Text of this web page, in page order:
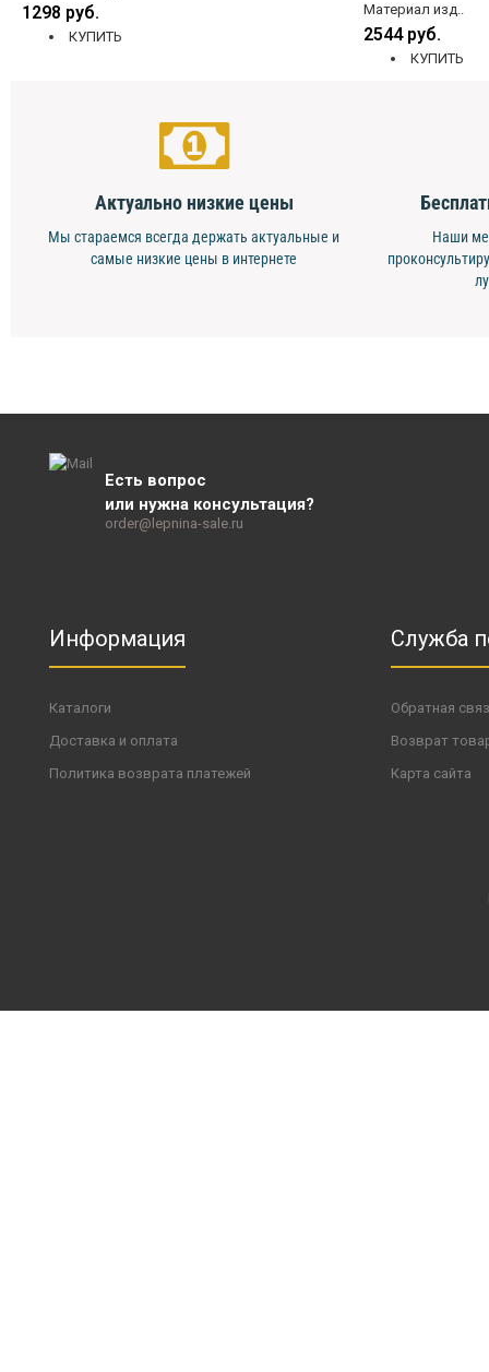
1298 руб.
КУПИТЬ
Материал изд..
2544 руб.
КУПИТЬ
Актуально низкие цены
Мы стараемся всегда держать актуальные и
самые низкие цены в интернете
Наши
Есть вопрос
или нужна консультация?
order@lepnina-sale.ru
Информация
Каталоги
Доставка и оплата
Политика возврата платежей
Служба
Обратная
Возврат
Карта сайта